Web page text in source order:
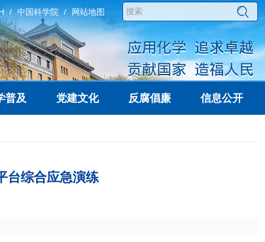
中国科学院 网站地图
普及 党建文化 反腐倡廉 信息公开
台综合应急演练